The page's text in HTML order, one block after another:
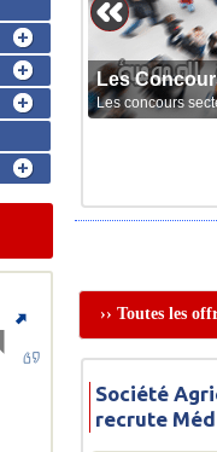
Les
Les concours
›› Toutes les
Société
recrute